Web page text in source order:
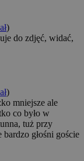
)
do zdjęć, widać,
)
mniejsze ale
co było w
tuż przy
głośni goście